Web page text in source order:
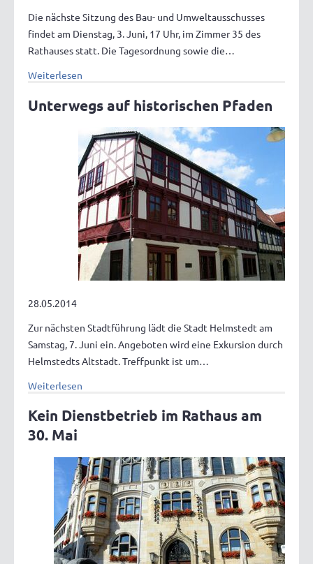
Die nächste Sitzung des Bau- und Umweltausschusses
findet am Dienstag, 3. Juni, 17 Uhr, im Zimmer 35 des
Rathauses statt. Die Tagesordnung sowie die…
Weiterlesen
Unterwegs auf historischen Pfaden
28.05.2014
Zur nächsten Stadtführung lädt die Stadt Helmstedt am
Samstag, 7. Juni ein. Angeboten wird eine Exkursion durch
Helmstedts Altstadt. Treffpunkt ist um…
Weiterlesen
Kein Dienstbetrieb im Rathaus am
30. Mai